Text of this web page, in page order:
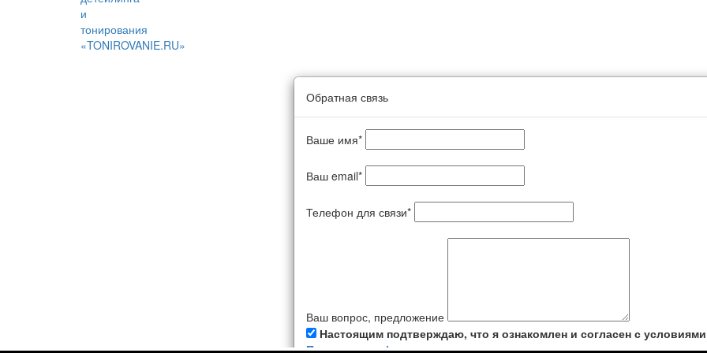
Обратная связь
Ваше имя*
Ваш email*
Телефон для связи*
Ваш вопрос, предложение
Настоящим подтверждаю, что я ознакомлен и согласен с условиями
Политики конфиденциальности